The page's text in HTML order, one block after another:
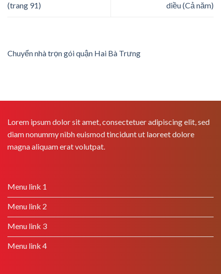
(trang 91)
diều (Cả năm)
Chuyển nhà trọn gói quận Hai Bà Trưng
Lorem ipsum dolor sit amet, consectetuer adipiscing elit, sed
diam nonummy nibh euismod tincidunt ut laoreet dolore
magna aliquam erat volutpat.
Menu link 1
Menu link 2
Menu link 3
Menu link 4